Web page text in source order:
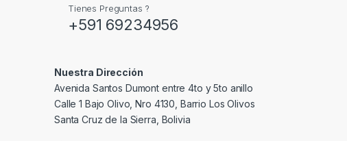
Tienes Preguntas ?
+591 69234956
Nuestra Dirección
Avenida Santos Dumont entre 4to y 5to anillo
Calle 1 Bajo Olivo, Nro 4130, Barrio Los Olivos
Santa Cruz de la Sierra, Bolivia